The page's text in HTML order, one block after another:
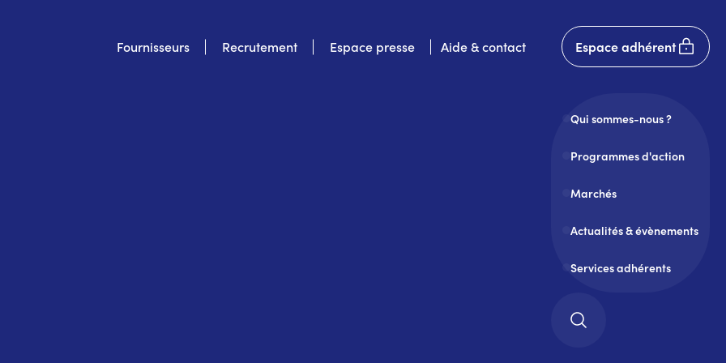
Fournisseurs Recrutement Espace presse Aide & contact
User
account
Espace adhérent
Qui sommes-nous ?
Programmes d'action
Marchés
Actualités & évènements
Services adhérents